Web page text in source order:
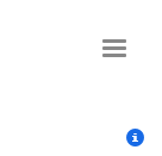
Toggle